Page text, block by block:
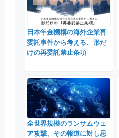
日本年金機構の海外企業再
委託事件から考える、形だ
けの再委託禁止条項
全世界規模のランサムウェ
ア攻撃、その報道に対し思